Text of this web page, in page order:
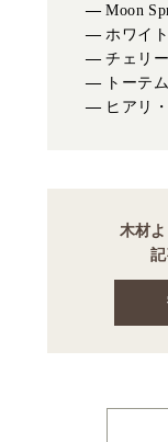
Moon
ホワイ
チェリ
トーテ
ヒアリ
木材